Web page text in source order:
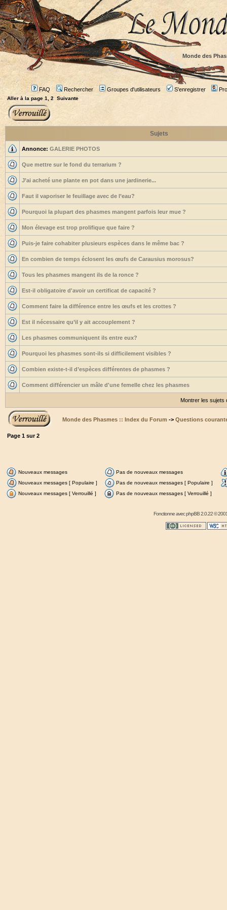
Monde des
FAQ Rechercher Groupes d'utilisateurs S'enregistrer
Aller à la page 1 2 Suivante
Sujets
Annonce: GALERIE PHOTOS
Que mettre sur le fond du terrarium ?
J’ai acheté une plante en pot dans une jardinerie...
Faut il vaporiser le feuillage avec de l’eau?
Pourquoi la plupart des phasmes mangent parfois leur mue ?
Mon élevage est trop prolifique que faire ?
Puis-je faire cohabiter plusieurs espèces dans le même bac ?
En combien de temps éclosent les œufs de Carausius morosus?
Tous les phasmes mangent ils de la ronce ?
Est-il obligatoire d'avoir un certificat de capacité ?
Comment faire la différence entre les œufs et les crottes ?
Est il nécessaire qu’il y ait accouplement ?
Les phasmes communiquent ils entre eux?
Pourquoi les phasmes sont-ils si difficilement visibles ?
Combien existe-t-il d’espèces différentes de phasmes ?
Comment différencier un mâle d'une femelle chez les phasmes
Montrer les sujets
Monde des Phasmes :: Index du Forum -> Questions
Page 1 sur2
Nouveaux messages
Pas de nouveaux messages
Nouveaux messages [ Populaire ]
Pas de nouveaux messages [ Populaire ]
Nouveaux messages [ Verrouillé ]
Pas de nouveaux messages [ Verrouillé ]
Fonctionne avecphpBB2.0.22 ©